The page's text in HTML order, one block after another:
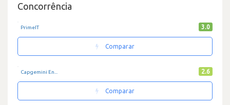
Concorrência
PrimeIT 3.0
Comparar
Capgemini En... 2.6
Comparar